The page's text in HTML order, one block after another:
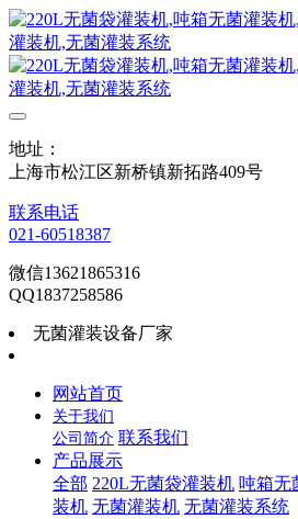
地址：
上海市松江区新桥镇新拓路409号
联系电话
021-60518387
微信13621865316
QQ1837258586
无菌灌装设备厂家
网站首页
关于我们
公司简介 联系我们
产品展示
全部 220L无菌袋灌装机 吨箱无
装机 无菌灌装机 无菌灌装系统